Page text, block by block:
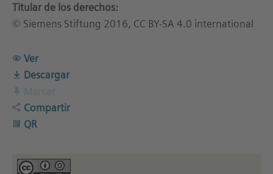
Titular de los derechos:
© Siemens Stiftung 2016, CC BY-SA 4.0 international
Ver
Descargar
Compartir
QR